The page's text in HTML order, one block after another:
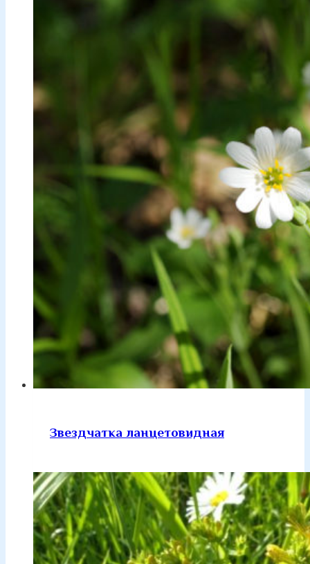
Звездчатка ланцетовидная